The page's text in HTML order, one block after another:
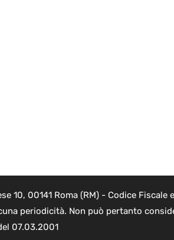
10, 00141 Roma (RM) - Codice Fiscale
periodicità. Non può pertanto
07.03.2001